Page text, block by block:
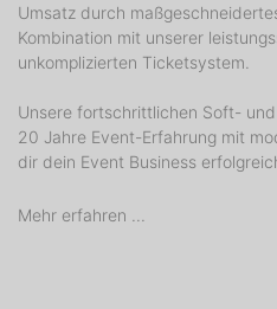
Umsatz durch
Kombination mit unserer
unkomplizierten Ticketsystem.
Unsere fortschrittlichen Soft-
20 Jahre Event-Erfahrung mit
dir dein Event Business
Mehr erfahren ...